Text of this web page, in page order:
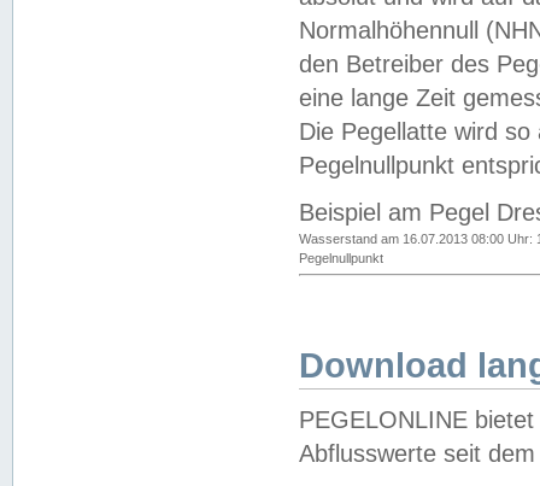
Normalhöhennull
den Betreiber des
eine lange Zeit
Die Pegellatte wird
Pegelnullpunkt
Beispiel am Pegel
Wasserstand am 16.07.2013 08:00 Uhr:
Pegelnullpunkt
Download
PEGELONLINE
Abflusswerte seit